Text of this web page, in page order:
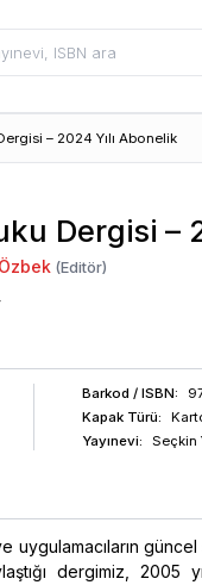
– 2024 Yılı Abonelik
Dergisi –
(Editör)
Barkod / ISBN:
Kapak Türü:
Yayınevi:
Seçkin
uygulamacıların güncel
dergimiz, 2005